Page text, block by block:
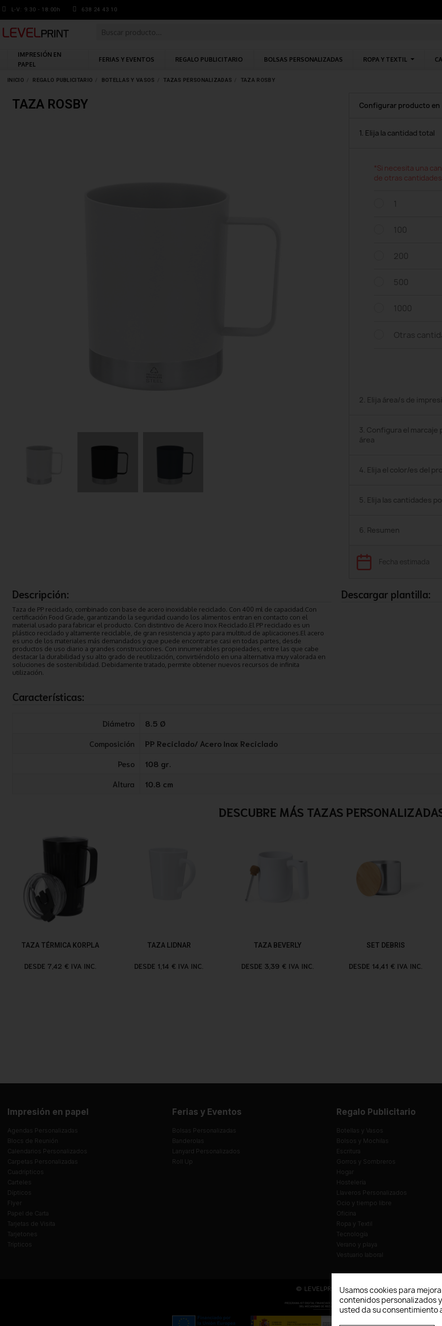
L-V: 9.30 - 18:00h 638 24 43 10
IMPRESIÓN EN
PAPEL
FERIAS Y EVENTOS REGALO PUBLICITARIO BOLSAS PERSONALIZADAS ROPA Y TEXTIL
INICIO REGALO PUBLICITARIO BOTELLAS Y VASOS TAZAS PERSONALIZADAS TAZA ROSBY
TAZA ROSBY Configurar producto en
1. Elija la cantidad total
*Si necesita una
de otras
1
100
200
500
1000
Otras
2. Elija área/s de
3. Configura el marcaje
área
4. Elija el color/es del
5. Elija las cantidades
6. Resumen
Fecha estimada
Descripción:
Taza de PP reciclado, combinado con base de acero inoxidable reciclado. Con 400 ml de capacidad.Con
certificación Food Grade, garantizando la seguridad cuando los alimentos entran en contacto con el
material usado para fabricar el producto. Con distintivo de Acero Inox Reciclado.El PP reciclado es un
plástico reciclado y altamente reciclable, de gran resistencia y apto para multitud de aplicaciones.El acero
es uno de los materiales más demandados y que puede encontrarse casi en todas partes, desde
productos de uso diario a grandes construcciones. Con innumerables propiedades, entre las que cabe
destacar la durabilidad y su alto grado de reutilización, convirtiéndolo en una alternativa muy valorada en
soluciones de sostenibilidad. Debidamente tratado, permite obtener nuevos recursos de infinita
utilización.
Descargar plantilla:
Características:
Diámetro
8.5 Ø
Composición
PP Reciclado/ Acero Inox Reciclado
Peso
108 gr.
Altura
10.8 cm
DESCUBRE MÁS TAZAS
TAZA TÉRMICA KORPLA
DESDE 7,42 € IVA INC.
TAZA LIDNAR
DESDE 1,14 € IVA INC.
TAZA BEVERLY
DESDE 3,39 € IVA INC.
SET DEBRIS
DESDE 14,41 € IVA INC.
Impresión en papel
Agendas Personalizadas
Blocs de Reunión
Calendarios Personalizados
Carpetas Personalizadas
Cuadrípticos
Carteles
Dípticos
Flyer
Papel de Carta
Tarjetas de Visita
Tarjetones
Trípticos
Ferias y Eventos
Bolsas Personalizadas
Banderolas
Lanyard Personalizados
Roll Up
Regalo Publicitario
Botellas y Vasos
Bolsos y Mochilas
Escritura
Gorros y Sombreros
Hogar
Hostelería
Llaveros Personalizados
Ocio y tiempo libre
Oficina
Ropa y Textil
Tecnología
Verano y playa
Vestuario laboral
© LEVELPRINT - 2026Usamos cookies para
contenidos personalizados
usted da su consentimiento